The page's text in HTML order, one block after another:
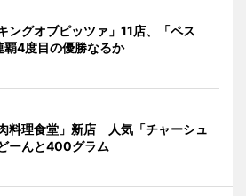
ングオブピッツァ」11店、「ペス
覇4度目の優勝なるか
料理食堂」新店 人気「チャーシュ
ーんと400グラム